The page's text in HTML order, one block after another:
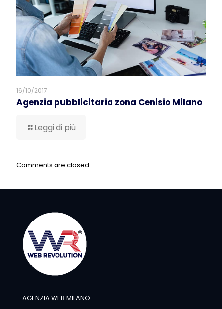
16/10/2017
Agenzia pubblicitaria zona Cenisio Milano
Leggi di più
Comments are closed.
AGENZIA WEB MILANO